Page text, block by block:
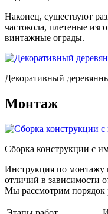
Наконец, существуют
частокола, плетеные
винтажные ограды.
Декоративный
Монтаж
Сборка конструкции с
Инструкция по монтажу
отличий в зависимости
Мы рассмотрим порядок